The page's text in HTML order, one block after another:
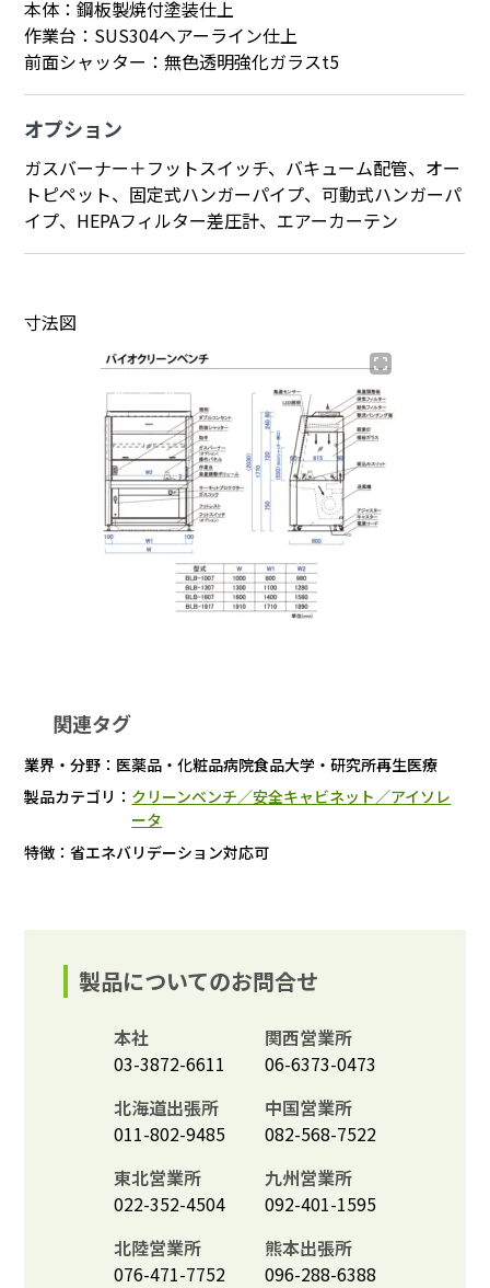
本体：鋼板製焼付塗装仕上
作業台：SUS304ヘアーライン仕上
前面シャッター：無色透明強化ガラスt5
オプション
ガスバーナー＋フットスイッチ、バキューム配管、オー
トピペット、固定式ハンガーパイプ、可動式ハンガーパ
イプ、HEPAフィルター差圧計、エアーカーテン
寸法図
関連タグ
業界・分野： 医薬品・化粧品病院食品大学・研究所再生医療
製品カテゴリ： クリーンベンチ／安全キャビネット／アイソレ
ータ
特徴：省エネバリデーション対応可
製品についてのお問合せ
本社
03-3872-6611
北海道出張所
011-802-9485
東北営業所
022-352-4504
北陸営業所
076-471-7752
関西営業所
06-6373-0473
中国営業所
082-568-7522
九州営業所
092-401-1595
熊本出張所
096-288-6388